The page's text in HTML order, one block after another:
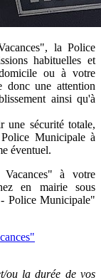
la Police
habituelles et
ou à votre
donc une attention
ainsi qu'à
une sécurité totale,
Municipale à
éventuel.
à votre
en mairie sous
Police Municipale"
ou la durée de vos